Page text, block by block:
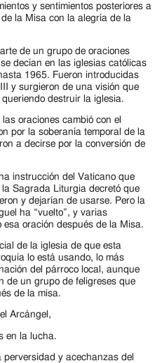
y sentimientos posteriores a
la Misa con la alegría de la
de un grupo de oraciones
decían en las iglesias católicas
1965. Fueron introducidas
y surgieron de una visión que
destruir la iglesia.
oraciones cambió con el
por la soberanía temporal de la
a decirse por la conversión de
instrucción del Vaticano que
Sagrada Liturgia decretó que
y dejarían de usarse. Pero la
ha “vuelto”, y varias
oración después de la Misa.
de la iglesia de que esta
lo está usando, lo más
del párroco local, aunque
de un grupo de feligreses que
de la misa.
Arcángel,
en la lucha.
y acechanzas del